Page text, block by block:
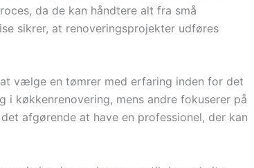
da de kan håndtere alt fra små
sikrer, at renoveringsprojekter udføres
vælge en tømrer med erfaring inden for det
i køkkenrenovering, mens andre fokuserer på
afgørende at have en professionel, der kan